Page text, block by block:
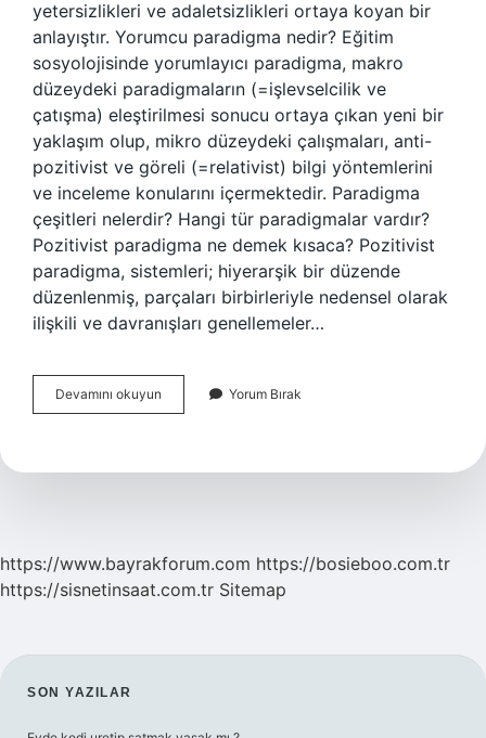
yetersizlikleri ve adaletsizlikleri ortaya koyan bir
anlayıştır. Yorumcu paradigma nedir? Eğitim
sosyolojisinde yorumlayıcı paradigma, makro
düzeydeki paradigmaların (=işlevselcilik ve
çatışma) eleştirilmesi sonucu ortaya çıkan yeni bir
yaklaşım olup, mikro düzeydeki çalışmaları, anti-
pozitivist ve göreli (=relativist) bilgi yöntemlerini
ve inceleme konularını içermektedir. Paradigma
çeşitleri nelerdir? Hangi tür paradigmalar vardır?
Pozitivist paradigma ne demek kısaca? Pozitivist
paradigma, sistemleri; hiyerarşik bir düzende
düzenlenmiş, parçaları birbirleriyle nedensel olarak
ilişkili ve davranışları genellemeler…
Devamını okuyun Yorumlamacı
Paradigma
Yorum Bırak
https://www.bayrakforum.com https://bosieboo.com.tr
https://sisnetinsaat.com.tr Sitemap
SIDEBAR
SON YAZILAR